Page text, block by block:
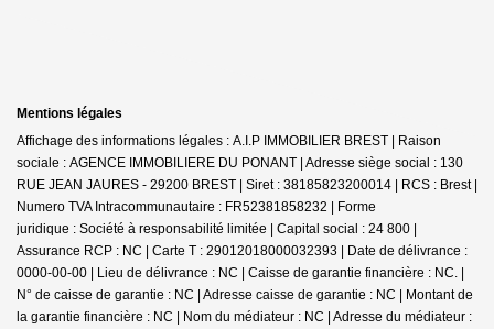
Mentions légales
Affichage des informations légales : A.I.P IMMOBILIER BREST | Raison
sociale : AGENCE IMMOBILIERE DU PONANT | Adresse siège social : 130
RUE JEAN JAURES - 29200 BREST | Siret : 38185823200014 | RCS : Brest |
Numero TVA Intracommunautaire : FR52381858232 | Forme
juridique : Société à responsabilité limitée | Capital social : 24 800 |
Assurance RCP : NC | Carte T : 29012018000032393 | Date de délivrance :
0000-00-00 | Lieu de délivrance : NC | Caisse de garantie financière : NC. |
N° de caisse de garantie : NC | Adresse caisse de garantie : NC | Montant de
la garantie financière : NC | Nom du médiateur : NC | Adresse du médiateur :